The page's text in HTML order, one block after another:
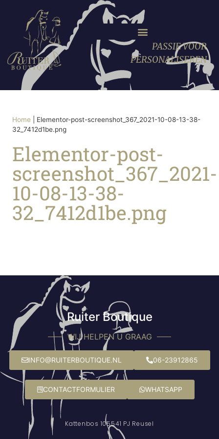
PASSIE VOOR
PERSONALISEREN
Home
Elementor-post-screenshot_367_2021-10-08-13-38-
32_7412d1be.png
Elementor-post-
screenshot_367_2021-
10-08-13-38-
32_7412d1be.png
Ruiter Boutique
WIJ HELPEN U GRAAG
INFO@RUITERBOUTIQUE.NL 06-23912865
CONTACTFORMULIER WHATSAPP
Kattenbos 105541 PJ Reusel